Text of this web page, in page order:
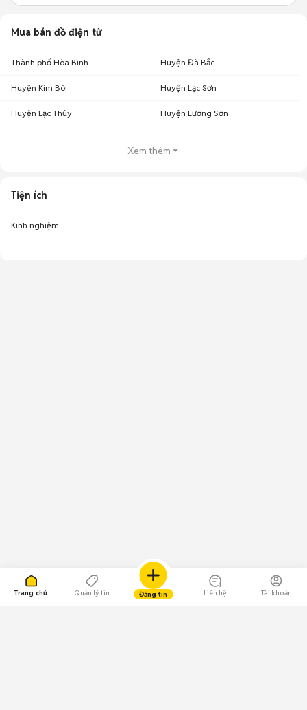
Trang chủ Quản lý tin Đăng tin Liên hệ Tài khoản
Mua bán đồ điện tử
Thành phố Hòa Bình Huyện Đà Bắc
Huyện Kim Bôi Huyện Lạc Sơn
Huyện Lạc Thủy Huyện Lương Sơn
Xem thêm
Tiện ích
Kinh nghiệm